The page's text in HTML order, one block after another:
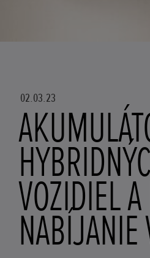
02.03.23
VOZIDIEL
NABÍJANIE